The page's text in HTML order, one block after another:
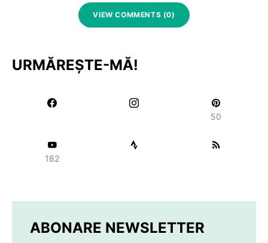
VIEW COMMENTS (0)
URMĂREȘTE-MĂ!
50
182
ABONARE NEWSLETTER